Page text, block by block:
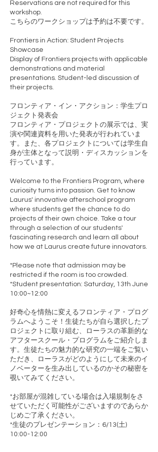
Reservations are not required for this
workshop.
こちらのワークショップは予約は不要です。
Frontiers in Action: Student Projects
Showcase
Display of Frontiers projects with applicable
demonstrations and material
presentations. Student-led discussion of
their projects.
フロンティア・イン・アクション：学生プロ
ジェクト発表会
フロンティア・プロジェクトの展示では、実
演や関連資料を用いた発表が行われていま
す。また、各プロジェクトについては学生自
身が主体となって説明・ディスカッションを
行っています。
Welcome to the Frontiers Program, where
curiosity turns into passion. Get to know
Laurus' innovative afterschool program
where students get the chance to do
projects of their own choice. Take a tour
through a selection of our students'
fascinating research and learn all about
how we at Laurus create future innovators.
*Please note that admission may be
restricted if the room is too crowded.
*Student presentation: Saturday, 13th June
10:00~12:00
好奇心を情熱に変えるフロンティア・プログ
ラムへようこそ！生徒たちが自ら選択したプ
ロジェクトに取り組む、ローラスの革新的な
アフタースクール・プログラムをご紹介しま
す。生徒たちの魅力的な研究の一端をご覧い
ただき、ローラスがどのようにして未来のイ
ノベーターを生み出しているのかその秘密を
覗いてみてください。
*お部屋が混雑している場合は入場規制をさ
せていただく可能性がございますのであらか
じめご了承ください。
*生徒のプレゼンテーション：6/13(土)
10:00-12:00